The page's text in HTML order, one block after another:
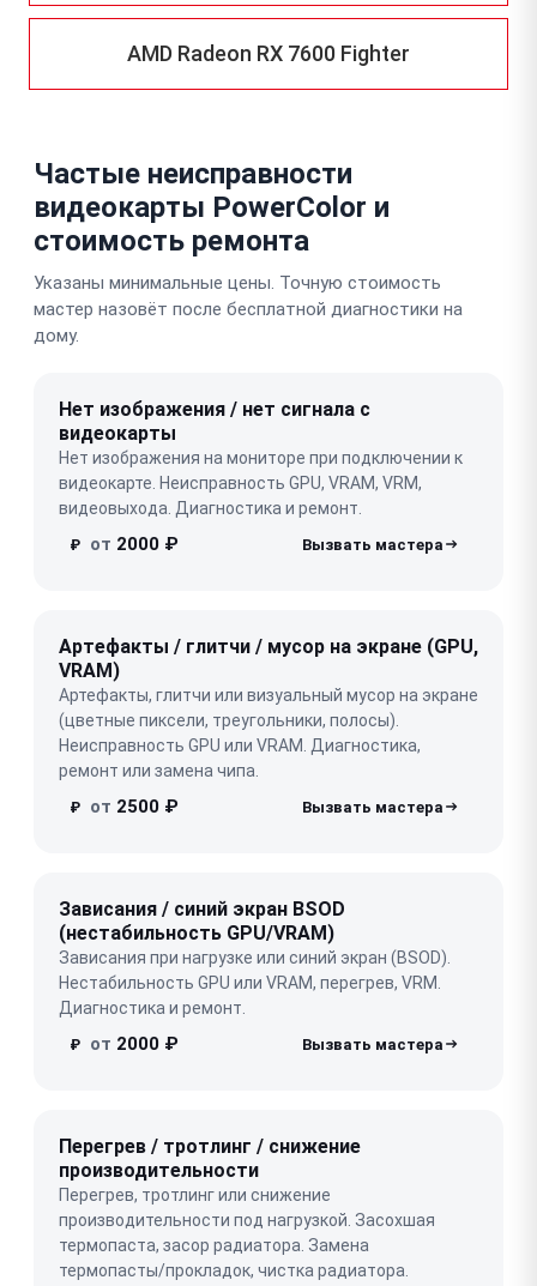
AMD Radeon RX 7600 Fighter
Частые неисправности
видеокарты PowerColor и
стоимость ремонта
Указаны минимальные цены. Точную стоимость
мастер назовёт после бесплатной диагностики на
дому.
Нет изображения / нет сигнала с
видеокарты
Нет изображения на мониторе при подключении к
видеокарте. Неисправность GPU, VRAM, VRM,
видеовыхода. Диагностика и ремонт.
₽ от 2000 ₽
Артефакты / глитчи / мусор на экране (GPU,
VRAM)
Артефакты, глитчи или визуальный мусор на экране
(цветные пиксели, треугольники, полосы).
Неисправность GPU или VRAM. Диагностика,
ремонт или замена чипа.
₽ от 2500 ₽
Зависания / синий экран BSOD
(нестабильность GPU/VRAM)
Зависания при нагрузке или синий экран (BSOD).
Нестабильность GPU или VRAM, перегрев, VRM.
Диагностика и ремонт.
₽ от 2000 ₽
Перегрев / тротлинг / снижение
производительности
Перегрев, тротлинг или снижение
производительности под нагрузкой. Засохшая
термопаста, засор радиатора. Замена
термопасты/прокладок, чистка радиатора.